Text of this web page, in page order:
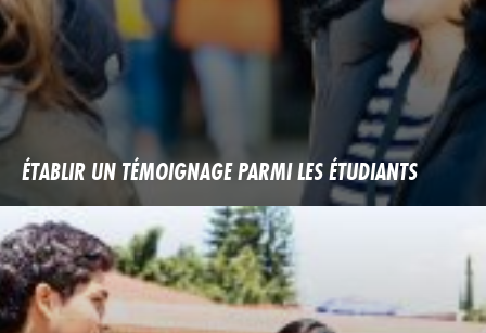
ÉTABLIR UN TÉMOIGNAGE PARMI LES ÉTUDIANTS